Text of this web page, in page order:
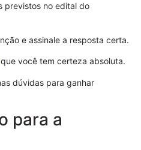
previstos no edital do
e assinale a resposta certa.
que você tem certeza absoluta.
dúvidas para ganhar
para a